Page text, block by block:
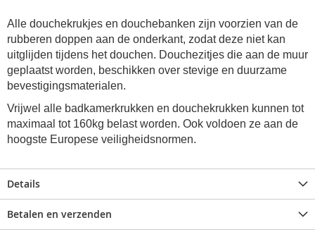
Alle douchekrukjes en douchebanken zijn voorzien van de
rubberen doppen aan de onderkant, zodat deze niet kan
uitglijden tijdens het douchen. Douchezitjes die aan de muur
geplaatst worden, beschikken over stevige en duurzame
bevestigingsmaterialen.
Vrijwel alle badkamerkrukken en douchekrukken kunnen tot
maximaal tot 160kg belast worden. Ook voldoen ze aan de
hoogste Europese veiligheidsnormen.
Details
Betalen en verzenden